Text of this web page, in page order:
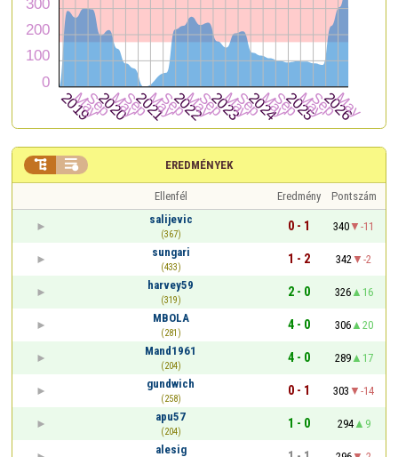
EREDMÉNYEK
 
Ellenfél Eredmény
Pontszám
salijevic
(367)
0 - 1 340
-11
sungari
(433)
1 - 2 342
-2
harvey59
(319)
2 - 0 326
16
MBOLA
(281)
4 - 0 306
20
Mand1961
(204)
4 - 0 289
17
gundwich
(258)
0 - 1 303
-14
apu57
(204)
1 - 0 294
9
alesig